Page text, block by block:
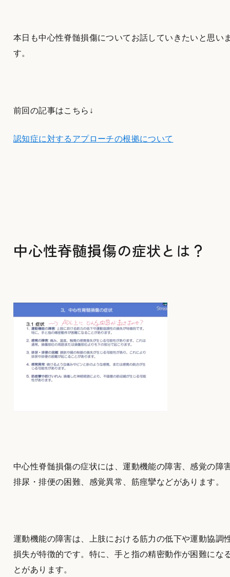
本日も中心性脊髄損傷についてお話していきたいと思い
す。
前回の記事はこちら↓
認知症に対するアプローチの根拠について
中心性脊髄損傷の症状とは？
中心性脊髄損傷の症状には、運動機能の障害、感覚の障
排尿・排便の困難、感覚異常、筋痙攣などがあります。
運動機能の障害は、上肢における筋力の低下や運動協調
損失が特徴的です。特に、手と指の精密動作が困難にな
とがあります。